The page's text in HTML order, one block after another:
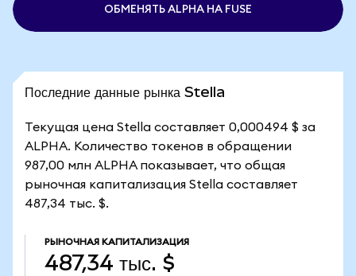
ОБМЕНЯТЬ ALPHA НА FUSE
Последние данные рынка Stella
Текущая цена Stella составляет 0,000494 $ за
ALPHA. Количество токенов в обращении
987,00 млн ALPHA показывает, что общая
рыночная капитализация Stella составляет
487,34 тыс. $.
РЫНОЧНАЯ КАПИТАЛИЗАЦИЯ
487,34 тыс. $